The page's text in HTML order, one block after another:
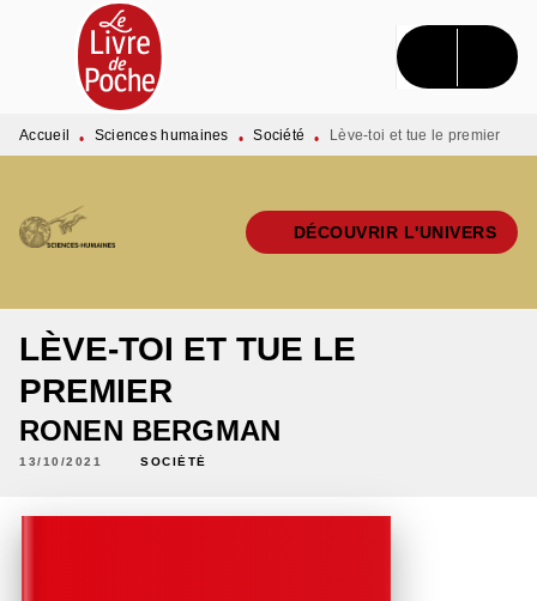
MENU RECHERCHE CONTENU
PIED DE PAGE
Accueil • Sciences humaines • Société • Lève-toi et tue le premier
DÉCOUVRIR L'UNIVERS
LÈVE-TOI ET TUE LE
PREMIER
RONEN BERGMAN
13/10/2021 SOCIÉTÉ